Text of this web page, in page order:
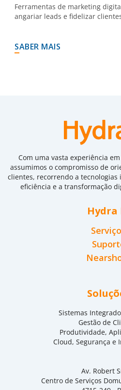
Ferramentas de marketing
angariar leads e fidelizar
SABER MAIS
Com uma vasta experiência
assumimos o compromisso de
clientes, recorrendo a tecnologias
eficiência e a transformação
Hydra
Sistemas
Gestão de
Produtividade,
Cloud, Segurança e
Av. Robert
Centro de Serviços